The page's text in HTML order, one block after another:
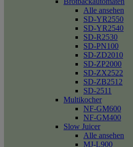
Alle ansehen
SD-YR2550
SD-YR2540
SD-R2530
SD-PN100
SD-ZD2010
SD-ZP2000
SD-ZX2522
SD-ZB2512
SD-2511
Multikocher
NF-GM600
NF-GM400
Slow Juicer
Alle ansehen
MJ-L900